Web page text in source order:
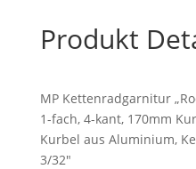
Produkt
MP Kettenradgarnitur
1-fach, 4-kant, 170mm
Kurbel aus Aluminium,
3/32″